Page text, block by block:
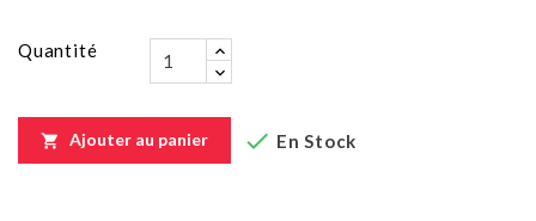
Quantité
 Ajouter au panier  En Stock